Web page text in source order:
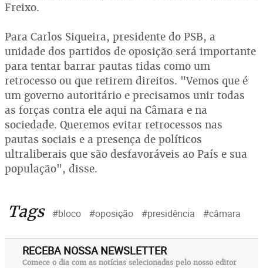
Freixo.
Para Carlos Siqueira, presidente do PSB, a
unidade dos partidos de oposição será importante
para tentar barrar pautas tidas como um
retrocesso ou que retirem direitos. "Vemos que é
um governo autoritário e precisamos unir todas
as forças contra ele aqui na Câmara e na
sociedade. Queremos evitar retrocessos nas
pautas sociais e a presença de políticos
ultraliberais que são desfavoráveis ao País e sua
população", disse.
Tags #bloco #oposição #presidência #câmara
RECEBA NOSSA NEWSLETTER
Comece o dia com as notícias selecionadas pelo nosso editor